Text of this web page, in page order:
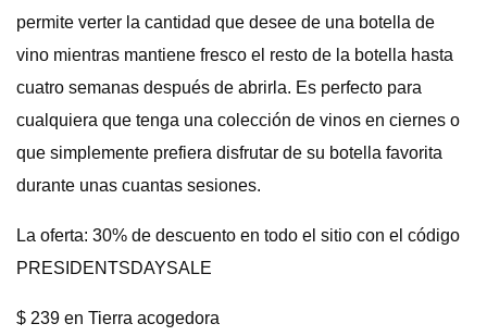
permite verter la cantidad que desee de una botella de
vino mientras mantiene fresco el resto de la botella hasta
cuatro semanas después de abrirla. Es perfecto para
cualquiera que tenga una colección de vinos en ciernes o
que simplemente prefiera disfrutar de su botella favorita
durante unas cuantas sesiones.
La oferta: 30% de descuento en todo el sitio con el código
PRESIDENTSDAYSALE
$ 239 en Tierra acogedora